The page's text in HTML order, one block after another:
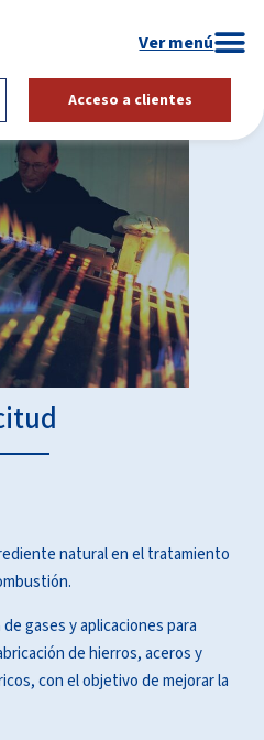
Acceso a clientes
natural en el tratamiento
gases y aplicaciones para
de hierros, aceros y
con el objetivo de mejorar la